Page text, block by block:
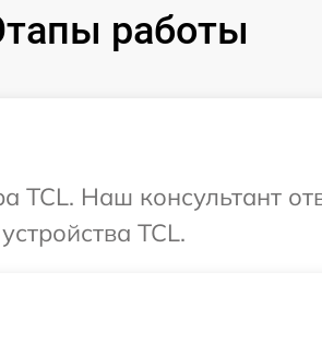
работы
TCL. Наш консультант
TCL.